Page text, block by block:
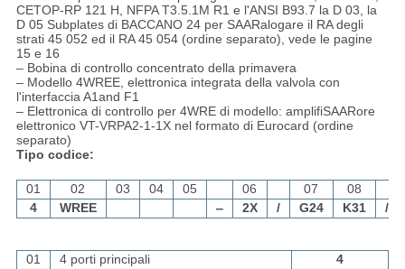
CETOP-RP 121 H, NFPA T3.5.1M R1 e l'ANSI B93.7 la D 03, la
D 05 Subplates di BACCANO 24 per SAARalogare il RA degli
strati 45 052 ed il RA 45 054 (ordine separato), vede le pagine
15 e 16
– Bobina di controllo concentrato della primavera
– Modello 4WREE, elettronica integrata della valvola con
l'interfaccia A1and F1
– Elettronica di controllo per 4WRE di modello: amplifiSAARore
elettronico VT-VRPA2-1-1X nel formato di Eurocard (ordine
separato)
Tipo codice:
01 02 03 04 05 06 07
08
4
WREE ‒ 2X / G24 K31 /
01 4 porti principali 4